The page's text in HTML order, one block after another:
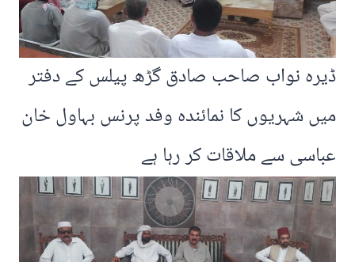
ڈیرہ نواب صاحب صادق گڑھ پیلس کے دفتر
میں شہریوں کا نمائندہ وفد پرنس بہاول خان
عباسی سے ملاقات کر رہا ہے